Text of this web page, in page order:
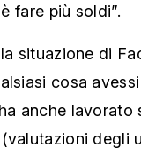
fare più soldi”.
situazione di
cosa
anche lavorato
degli